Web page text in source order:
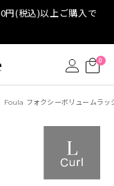
円(税込)以上ご購入で
0
Foula フォクシーボリュームラッ